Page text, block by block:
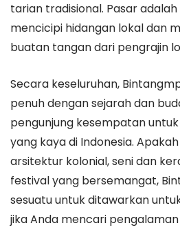
tarian tradisional. Pasar
mencicipi hidangan lokal dan
buatan tangan dari pengrajin
Secara keseluruhan,
penuh dengan sejarah dan
pengunjung kesempatan
yang kaya di Indonesia.
arsitektur kolonial, seni dan
festival yang bersemangat,
sesuatu untuk ditawarkan
jika Anda mencari